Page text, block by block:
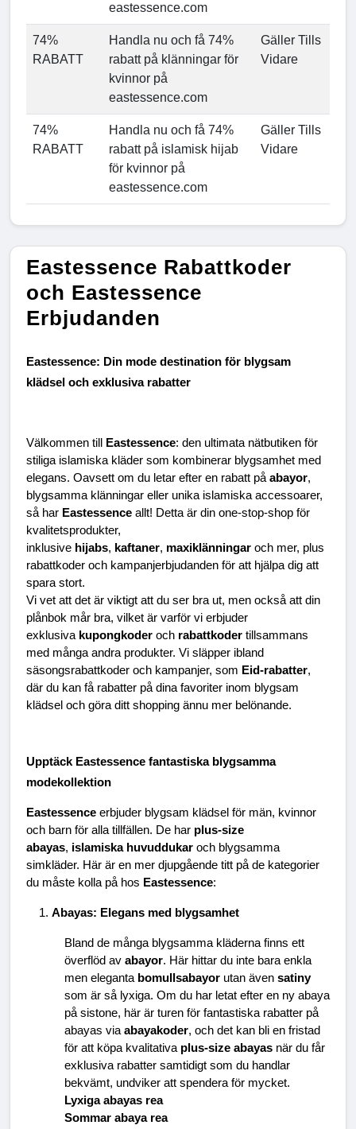
eastessence.com
74%
RABATT
Handla nu och få 74%
rabatt på klänningar för
kvinnor på
eastessence.com
Gäller Tills
Vidare
74%
RABATT
Handla nu och få 74%
rabatt på islamisk hijab
för kvinnor på
eastessence.com
Gäller Tills
Vidare
Eastessence Rabattkoder
och Eastessence
Erbjudanden
Eastessence: Din mode destination för blygsam
klädsel och exklusiva rabatter
Välkommen till Eastessence: den ultimata nätbutiken för
stiliga islamiska kläder som kombinerar blygsamhet med
elegans. Oavsett om du letar efter en rabatt på abayor,
blygsamma klänningar eller unika islamiska accessoarer,
så har Eastessence allt! Detta är din one-stop-shop för
kvalitetsprodukter,
inklusive hijabs, kaftaner, maxiklänningar och mer, plus
rabattkoder och kampanjerbjudanden för att hjälpa dig att
spara stort.
Vi vet att det är viktigt att du ser bra ut, men också att din
plånbok mår bra, vilket är varför vi erbjuder
exklusiva kupongkoder och rabattkoder tillsammans
med många andra produkter. Vi släpper ibland
säsongsrabattkoder och kampanjer, som Eid-rabatter,
där du kan få rabatter på dina favoriter inom blygsam
klädsel och göra ditt shopping ännu mer belönande.
Upptäck Eastessence fantastiska blygsamma
modekollektion
Eastessence erbjuder blygsam klädsel för män, kvinnor
och barn för alla tillfällen. De har plus-size
abayas, islamiska huvuddukar och blygsamma
simkläder. Här är en mer djupgående titt på de kategorier
du måste kolla på hos Eastessence:
Abayas: Elegans med blygsamhet
Bland de många blygsamma kläderna finns ett
överflöd av abayor. Här hittar du inte bara enkla
men eleganta bomullsabayor utan även satiny
som är så lyxiga. Om du har letat efter en ny abaya
på sistone, här är turen för fantastiska rabatter på
abayas via abayakoder, och det kan bli en fristad
för att köpa kvalitativa plus-size abayas när du får
exklusiva rabatter samtidigt som du handlar
bekvämt, undviker att spendera för mycket.
Lyxiga abayas rea
Sommar abaya rea